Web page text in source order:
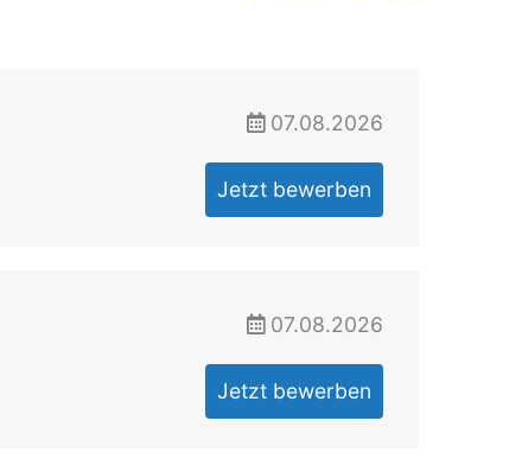
07.08.2026
Jetzt bewerben
07.08.2026
Jetzt bewerben